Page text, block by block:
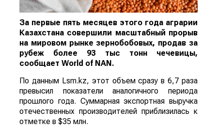
За первые пять месяцев этого года аграрии
Казахстана совершили масштабный прорыв
на мировом рынке зернобобовых, продав за
рубеж более 93 тыс тонн чечевицы,
сообщает World of NAN .
По данным Lsm.kz, этот объем сразу в 6,7 раза
превысил показатели аналогичного периода
прошлого года. Суммарная экспортная выручка
отечественных производителей приблизилась к
отметке в $35 млн.